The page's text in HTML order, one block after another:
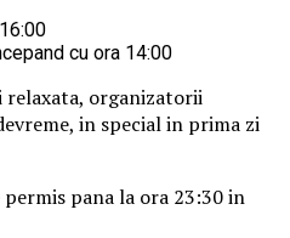
cu ora 14:00
relaxata, organizatorii
in special in prima zi
pana la ora 23:30 in